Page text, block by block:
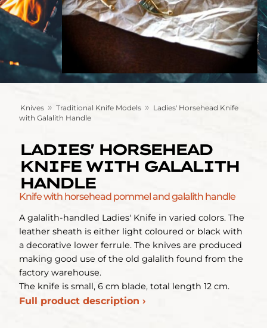
Knives » Traditional Knife Models » Ladies' Horsehead Knife
with Galalith Handle
LADIES' HORSEHEAD
KNIFE WITH GALALITH
HANDLE
Knife with horsehead pommel and galalith handle
A galalith-handled Ladies' Knife in varied colors. The
leather sheath is either light coloured or black with
a decorative lower ferrule. The knives are produced
making good use of the old galalith found from the
factory warehouse.
The knife is small, 6 cm blade, total length 12 cm.
Full product description ›